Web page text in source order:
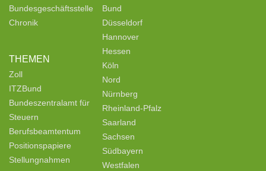
Bundesgeschäftsstelle
Chronik
THEMEN
Zoll
ITZBund
Bundeszentralamt für
Steuern
Berufsbeamtentum
Positionspapiere
Stellungnahmen
Bund
Düsseldorf
Hannover
Hessen
Köln
Nord
Nürnberg
Rheinland-Pfalz
Saarland
Sachsen
Südbayern
Westfalen